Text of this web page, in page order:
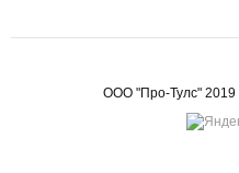
ООО "Про-Тулс"